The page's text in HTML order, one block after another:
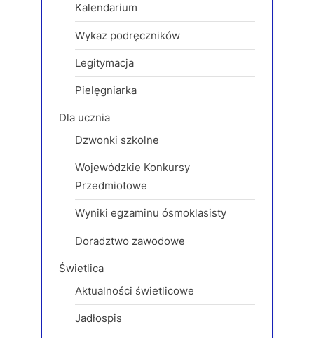
:
Kalendarium
Wykaz podręczników
Legitymacja
Pielęgniarka
Dla ucznia
Dzwonki szkolne
Wojewódzkie Konkursy
Przedmiotowe
Wyniki egzaminu ósmoklasisty
Doradztwo zawodowe
Świetlica
Aktualności świetlicowe
Jadłospis